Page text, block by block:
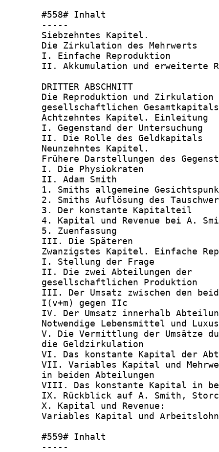
       #558# Inhalt
       -----
       Siebzehntes Kapitel.
Die Zirkulation des Mehrwerts
I. Einfache Reproduktion
II. Akkumulation und erweiterte
       DRITTER ABSCHNITT
Die Reproduktion und Zirkulation
       gesellschaftlichen Gesamtkapitals
Achtzehntes Kapitel. Einleitung
I. Gegenstand der Untersuchung
II. Die Rolle des Geldkapitals
       Neunzehntes Kapitel.
Frühere Darstellungen des
I. Die Physiokraten
II. Adam Smith
1. Smiths allgemeine
2. Smiths Auflösung des
3. Der konstante Kapitalteil
4. Kapital und Revenue bei A.
5. Zuenfassung
III. Die Späteren
Zwanzigstes Kapitel. Einfache
I. Stellung der Frage
       II. Die zwei Abteilungen der
gesellschaftlichen Produktion
III. Der Umsatz zwischen den
I(v+m) gegen IIc
IV. Der Umsatz innerhalb
Notwendige Lebensmittel und
V. Die Vermittlung der Umsätze
die Geldzirkulation
VI. Das konstante Kapital der
VII. Variables Kapital und
in beiden Abteilungen
VIII. Das konstante Kapital in
IX. Rückblick auf A. Smith,
       X. Kapital und Revenue:
Variables Kapital und
       #559# Inhalt
       -----